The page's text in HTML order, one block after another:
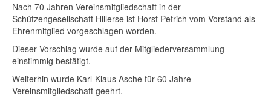
Nach 70 Jahren Vereinsmitgliedschaft in der
Schützengesellschaft Hillerse ist Horst Petrich vom Vorstand als
Ehrenmitglied vorgeschlagen worden.
Dieser Vorschlag wurde auf der Mitgliederversammlung
einstimmig bestätigt.
Weiterhin wurde Karl-Klaus Asche für 60 Jahre
Vereinsmitgliedschaft geehrt.